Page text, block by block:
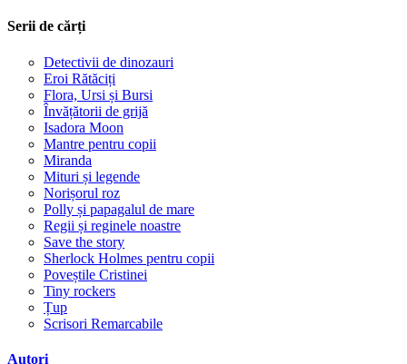
Serii de cărți
Detectivii de dinozauri
Eroi Rătăciți
Flora, Ursi și Bursi
Învățătorii de grijă
Isadora Moon
Mantre pentru copii
Miranda
Mituri și legende
Norișorul roz
Polly și papagalul de mare
Regii și reginele noastre
Save the story
Sherlock Holmes pentru copii
Poveștile Cristinei
Tiny rockers
Țup
Scrisori Remarcabile
Autori